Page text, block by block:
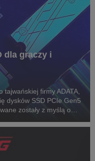
dla graczy i
firmy ADATA,
dysków SSD PCIe Gen5
zostały z myślą o